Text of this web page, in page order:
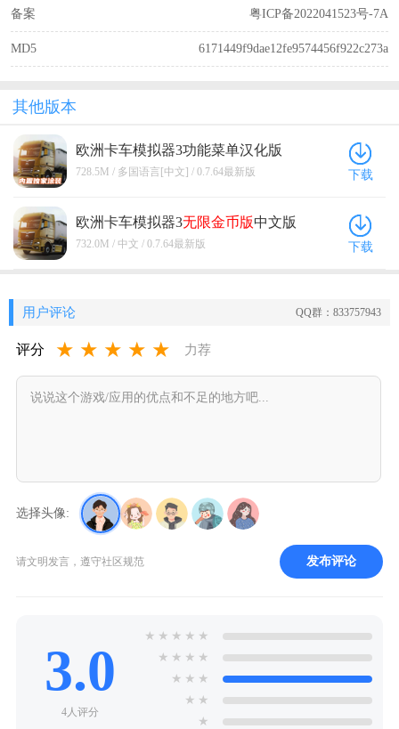
备案 粤ICP备2022041523号-7A
MD5 6171449f9dae12fe9574456f922c273a
其他版本
欧洲卡车模拟器3功能菜单汉化版
0.7.64 最新版
728.5M / 多国语言[中文] / 0.7.64最新版 下载
欧洲卡车模拟器3无限金币版中文版
0.7.64 最新版
732.0M / 中文 / 0.7.64最新版 下载
用户评论 QQ群：833757943
评分 ★ ★ ★ ★ ★ 力荐
选择头像:
请文明发言，遵守社区规范 发布评论
3.0
4人评分
★ ★ ★ ★ ★
★ ★ ★ ★
★ ★ ★
★ ★
★